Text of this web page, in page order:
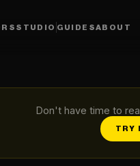
STUDIO GUIDESABOUT
Don't have time to
TRY